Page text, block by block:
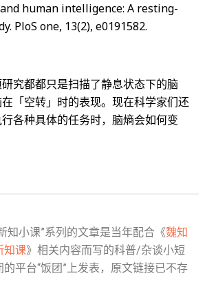
human intelligence: A resting-
PloS one, 13(2), e0191582.
究都都只是扫描了静息状态下的脑
「空转」时的表现。现在科学家们还
各种具体的任务时，脑熵会如何变
知小课”系列的文章是当年配合《魏知
知课》相关内容而写的科普/杂谈小短
平台“饭团”上发表，原文链接已不存